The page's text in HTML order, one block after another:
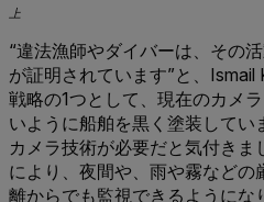
上
“違法漁師やダイバーは、その
が証明されています”と、
戦略の1つとして、現在のカメ
いように船舶を黒く塗装して
カメラ技術が必要だと気付きま
により、夜間や、雨や霧などの
離からでも監視できるようにな